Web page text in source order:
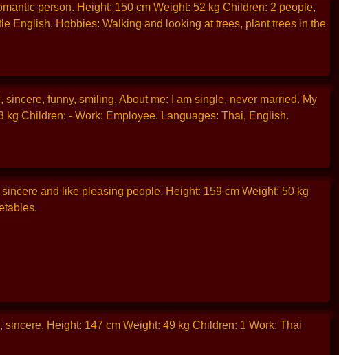
person. Height: 150 cm Weight: 52 kg Children: 2 people,
English. Hobbies: Walking and looking at trees, plant trees in the
funny, smiling. About me: I am single, never married. My
Children: - Work: Employee. Languages: Thai, English.
and like pleasing people. Height: 159 cm Weight: 50 kg
Height: 147 cm Weight: 49 kg Children: 1 Work: Thai